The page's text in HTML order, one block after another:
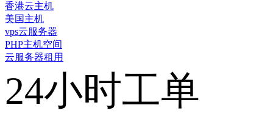
香港云主机
美国主机
vps云服务器
PHP主机空间
云服务器租用
24小时工单